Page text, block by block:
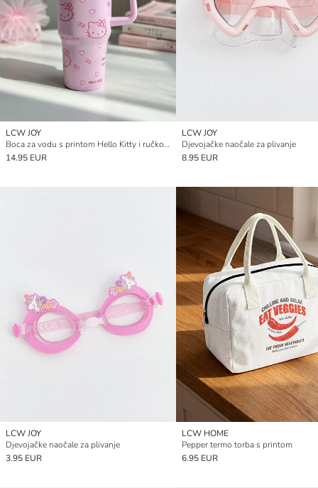
LCW JOY
Boca za vodu s printom Hello Kitty i ručkom, 1200 ml
14.95 EUR
LCW JOY
Djevojačke naočale za plivanje
8.95 EUR
LCW JOY
Djevojačke naočale za plivanje
3.95 EUR
LCW HOME
Pepper termo torba s printom
6.95 EUR